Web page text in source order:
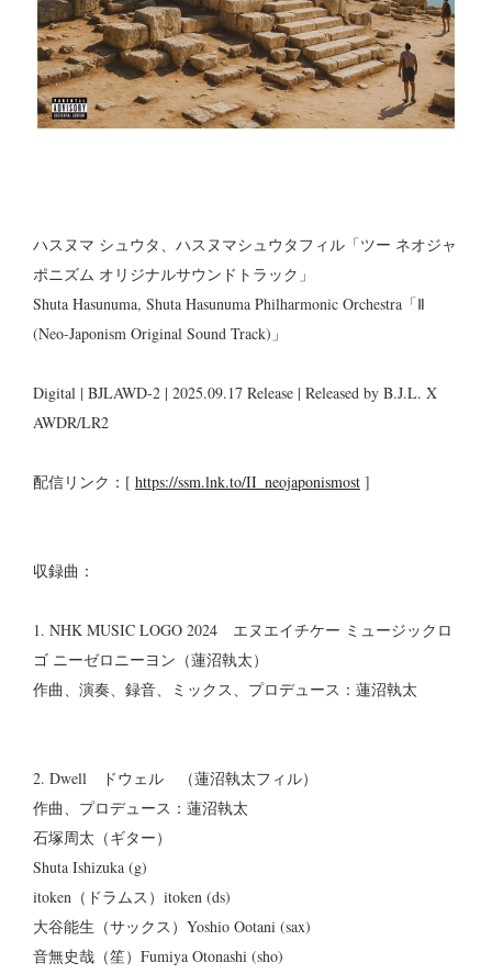
ハスヌマ シュウタ、ハスヌマシュウタフィル「ツー ネオジャ
ポニズム オリジナルサウンドトラック」
Shuta Hasunuma, Shuta Hasunuma Philharmonic Orchestra「Ⅱ
(Neo-Japonism Original Sound Track)」
Digital | BJLAWD-2 | 2025.09.17 Release | Released by B.J.L. X
AWDR/LR2
配信リンク：[ https://ssm.lnk.to/II_neojaponismost ]
収録曲：
1. NHK MUSIC LOGO 2024 エヌエイチケー ミュージックロ
ゴ ニーゼロニーヨン（蓮沼執太）
作曲、演奏、録音、ミックス、プロデュース：蓮沼執太
2. Dwell ドウェル （蓮沼執太フィル）
作曲、プロデュース：蓮沼執太
石塚周太（ギター）
Shuta Ishizuka (g)
itoken（ドラムス）itoken (ds)
大谷能生（サックス）Yoshio Ootani (sax)
音無史哉（笙）Fumiya Otonashi (sho)